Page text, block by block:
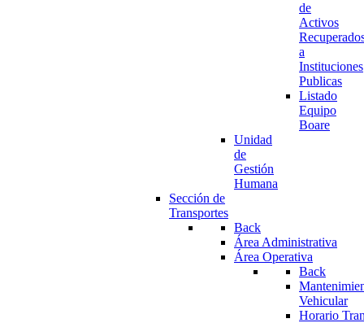
de
Activos
a
Instituciones
Publicas
Listado
Equipo
Boare
Unidad
de
Gestión
Humana
Sección de
Transportes
Back
Área Administrativa
Área Operativa
Back
Vehicular
Horario